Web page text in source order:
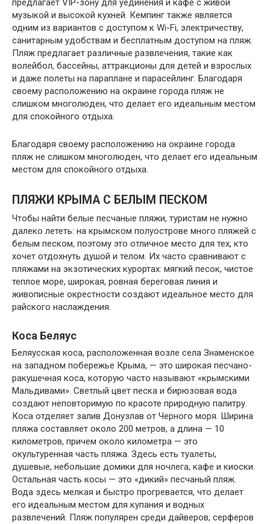
предлагает VIP-зону для уединения и кафе с живой
музыкой и высокой кухней. Кемпинг также является
одним из вариантов с доступом к Wi-Fi, электричеству,
санитарным удобствам и бесплатным доступом на пляж.
Пляж предлагает различные развлечения, такие как
волейбол, бассейны, аттракционы для детей и взрослых
и даже полеты на параплане и парасейлинг. Благодаря
своему расположению на окраине города пляж не
слишком многолюден, что делает его идеальным местом
для спокойного отдыха.
Благодаря своему расположению на окраине города
пляж не слишком многолюден, что делает его идеальным
местом для спокойного отдыха.
ПЛЯЖИ КРЫМА С БЕЛЫМ ПЕСКОМ
Чтобы найти белые песчаные пляжи, туристам не нужно
далеко лететь: на крымском полуострове много пляжей с
белым песком, поэтому это отличное место для тех, кто
хочет отдохнуть душой и телом. Их часто сравнивают с
пляжами на экзотических курортах: мягкий песок, чистое
теплое море, широкая, ровная береговая линия и
живописные окрестности создают идеальное место для
райского наслаждения.
Коса Беляус
Беляусская коса, расположенная возле села Знаменское
на западном побережье Крыма, — это широкая песчано-
ракушечная коса, которую часто называют «крымскими
Мальдивами». Светлый цвет песка и бирюзовая вода
создают неповторимую по красоте природную палитру.
Коса отделяет залив Донузлав от Черного моря. Ширина
пляжа составляет около 200 метров, а длина — 10
километров, причем около километра — это
окультуренная часть пляжа. Здесь есть туалеты,
душевые, небольшие домики для ночлега, кафе и киоски.
Остальная часть косы — это «дикий» песчаный пляж.
Вода здесь мелкая и быстро прогревается, что делает
его идеальным местом для купания и водных
развлечений. Пляж популярен среди дайверов, серферов